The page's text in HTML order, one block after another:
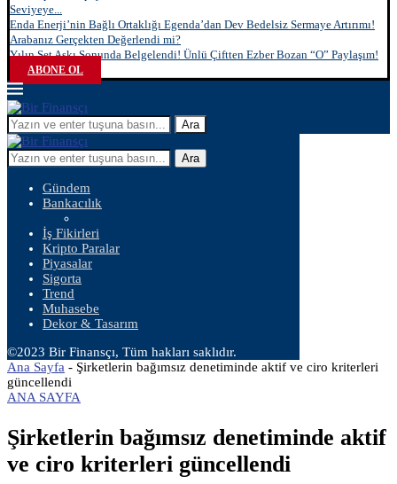
Seviyeye...
Enda Enerji’nin Bağlı Ortaklığı Egenda’dan Dev Bedelsiz Sermaye Artırımı!
Arabanız Gerçekten Değerlendi mi?
Yılın Set Aşkı Sonunda Belgelendi! Ünlü Çiftten Ezber Bozan “O” Paylaşım!
ABONE OL
Ara
Ara
Gündem
Bankacılık
İş Fikirleri
Kripto Paralar
Piyasalar
Sigorta
Trend
Muhasebe
Dekor & Tasarım
©2023 Bir Finansçı, Tüm hakları saklıdır.
Ana Sayfa - Şirketlerin bağımsız denetiminde aktif ve ciro kriterleri
güncellendi
ANA SAYFA
Şirketlerin bağımsız denetiminde aktif
ve ciro kriterleri güncellendi